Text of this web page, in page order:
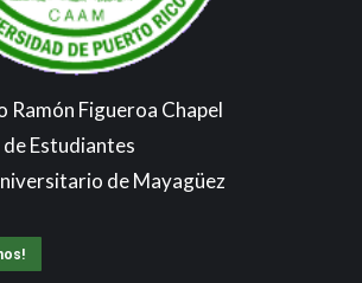
Figueroa Chapel
Estudiantes
de Mayagüez